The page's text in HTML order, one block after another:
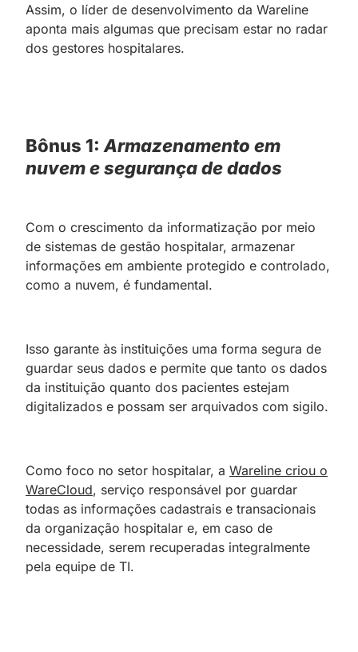
Assim, o líder de desenvolvimento da Wareline
aponta mais algumas que precisam estar no radar
dos gestores hospitalares.
Bônus 1: Armazenamento em
nuvem e segurança de dados
Com o crescimento da informatização por meio
de sistemas de gestão hospitalar, armazenar
informações em ambiente protegido e controlado,
como a nuvem, é fundamental.
Isso garante às instituições uma forma segura de
guardar seus dados e permite que tanto os dados
da instituição quanto dos pacientes estejam
digitalizados e possam ser arquivados com sigilo.
Como foco no setor hospitalar, a Wareline criou o
WareCloud, serviço responsável por guardar
todas as informações cadastrais e transacionais
da organização hospitalar e, em caso de
necessidade, serem recuperadas integralmente
pela equipe de TI.